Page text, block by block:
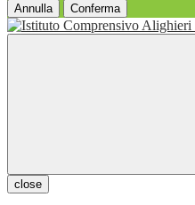
Annulla Conferma
close